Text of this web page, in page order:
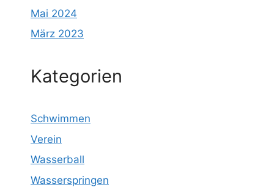
Mai 2024
März 2023
Kategorien
Schwimmen
Verein
Wasserball
Wasserspringen